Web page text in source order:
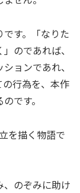
です。「なりた
のであれば、
ョンであれ、
行為を、本作
です。
を描く物語で
のぞみに助け